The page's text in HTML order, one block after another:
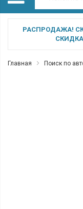
РАСПРОДАЖА!
СКИДКА
Главная Поиск по